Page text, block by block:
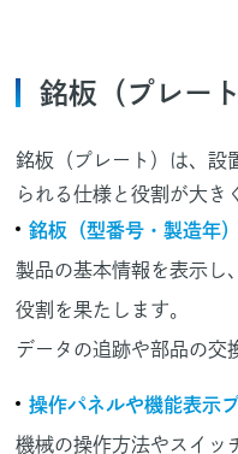
銘板（プレー
銘板（プレート）は、設
られる仕様と役割が大き
銘板（型番号・製造年）
製品の基本情報を表示し
役割を果たします。
データの追跡や部品の交
操作パネルや機能表示
機械の操作方法やスイッ